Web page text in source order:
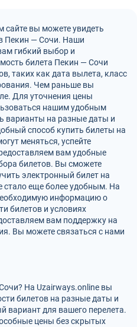
сайте вы можете увидеть
Пекин — Сочи. Наши
гибкий выбор и
билета Пекин — Сочи
таких как дата вылета, класс
Чем раньше вы
Для уточнения цены
нашим удобным
варианты на разные даты и
способ купить билеты на
меняться, успейте
вам удобные
билетов. Вы сможете
электронный билет на
стало еще более удобным. На
информацию о
билетов и условиях
вам поддержку на
Вы можете связаться с нами
На Uzairways.online вы
билетов на разные даты и
вариант для вашего перелета.
цены без скрытых